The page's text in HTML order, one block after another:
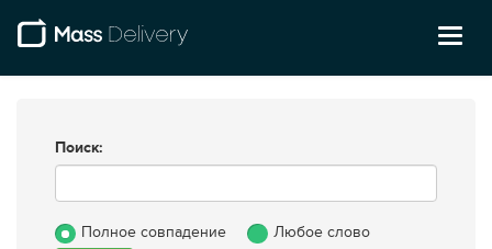
Поиск:
Полное совпадение Любое слово